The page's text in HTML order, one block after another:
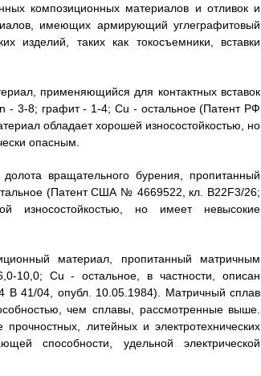
композиционных материалов и отливок и
имеющих армирующий углеграфитовый
изделий, таких как токосъемники, вставки
применяющийся для контактных вставок
- 3-8; графит - 1-4; Сu - остальное (Патент РФ
обладает хорошей износостойкостью, но
опасным.
вращательного бурения, пропитанный
(Патент США № 4669522, кл. B22F3/26;
износостойкостью, но имеет невысокие
материал, пропитанный матричным
10,0; Сu - остальное, в частности, описан
41/04, опубл. 10.05.1984). Матричный сплав
чем сплавы, рассмотренные выше.
литейных и электротехнических
способности, удельной электрической